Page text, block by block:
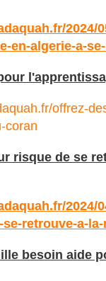
2024/
en-algerie-a-
offrez-
coran
risque de se
2024/
retrouve-a-la-
besoin aide